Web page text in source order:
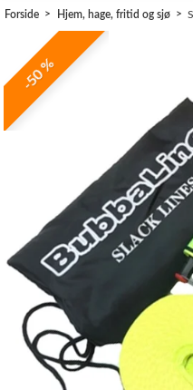
Landbruksutstyr
Hjem, hage, fritid og sjø
Vinter og snøutstyr
Nye Wee produkter
Tilbud
Lagertømming
Aktuelt
Kundeservice
Leasing
Forside Hjem, hage, fritid og sjø
-50 %